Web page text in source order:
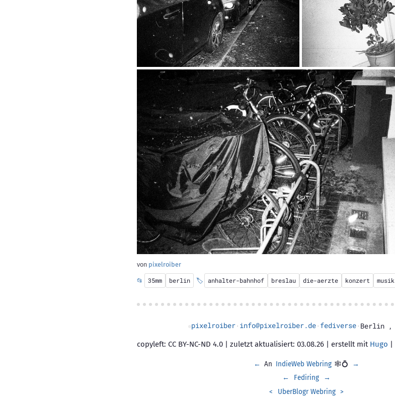
von pixelroiber
📂 35mm berlin 🏷️ anhalter-bahnhof breslau die-aerzte konzert musik
pixelroiber· info@pixelroiber.de· fediverse· Berlin ,
copyleft: CC BY-NC-ND 4.0 | zuletzt aktualisiert: 03.08.26 | erstellt mit Hugo |
← An IndieWeb Webring 🕸💍
→
←
Fediring
→
<
UberBlogr Webring >